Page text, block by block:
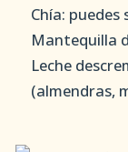
Chía: puedes
Mantequilla
Leche
(almendras,